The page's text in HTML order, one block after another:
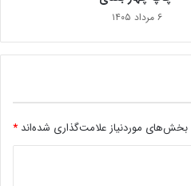
۶ مرداد ۱۴۰۵
بخش‌های موردنیاز علامت‌گذاری شده‌اند *